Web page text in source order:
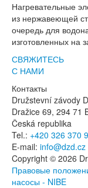
Нагревательные
из нержавеющей
очередь для
изготовленных на
СВЯЖИТЕСЬ
С НАМИ
Контакты
Družstevní závody
Dražice 69, 294 71
Česká republika
Tel.: +420 326 370
E-mail: info@dzd.cz
Copyright © 2026
Правовые
насосы - NIBE